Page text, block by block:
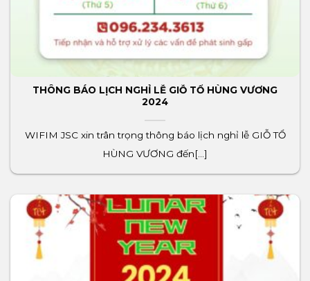
THÔNG BÁO LỊCH NGHỈ LỄ GIỖ TỔ HÙNG VƯƠNG
2024
WIFIM JSC xin trân trọng thông báo lịch nghỉ lễ GIỖ TỔ
HÙNG VƯƠNG đến[...]